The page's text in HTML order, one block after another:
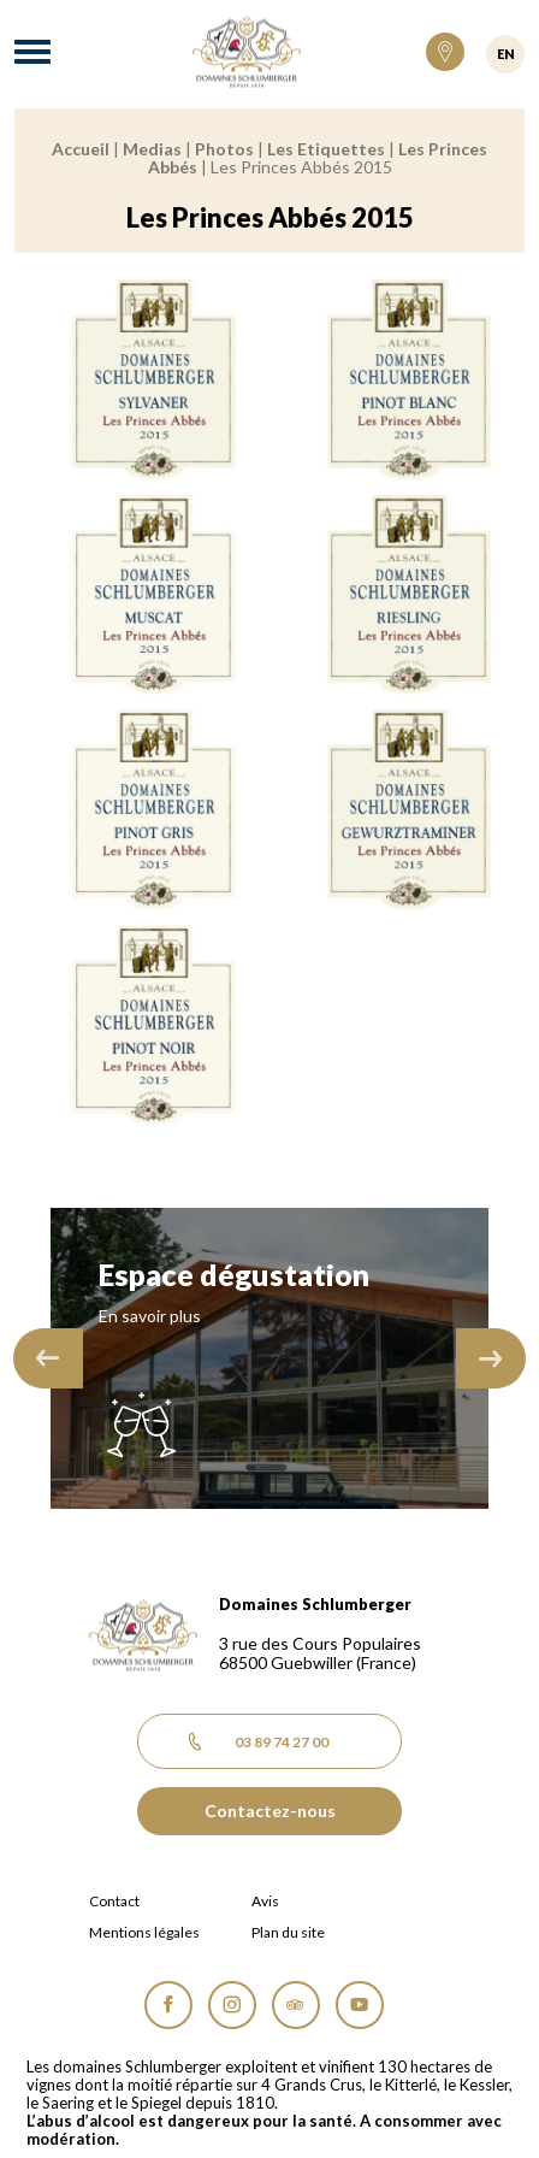
Domaines Schlumberger Vignerons 100%
Menu
EN
Fil d'Ariane :
Accueil | Medias | Photos | Les Etiquettes | Les Princes
Abbés | Les Princes Abbés 2015
Les Princes Abbés 2015
Espace dégustation
En savoir plus
Domaines Schlumberger Vignerons 100% récoltants
Domaines Schlumberger
3 rue des Cours Populaires
68500Guebwiller(France)
03 89 74 27 00
Contactez-nous
Contact
Avis
Mentions légales
Plan du site
Les domaines Schlumberger exploitent et vinifient 130 hectares de
vignes dont la moitié répartie sur 4 Grands Crus, le Kitterlé, le Kessler,
le Saering et le Spiegel depuis 1810.
L’abus d’alcool est dangereux pour la santé. A consommer avec
modération.